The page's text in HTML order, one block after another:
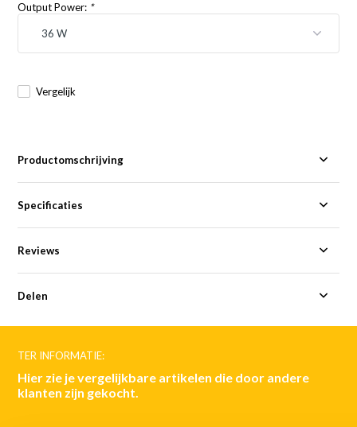
Output Power: *
Vergelijk
Productomschrijving
Specificaties
Reviews
Delen
TER INFORMATIE:
Hier zie je vergelijkbare artikelen die door andere
klanten zijn gekocht.